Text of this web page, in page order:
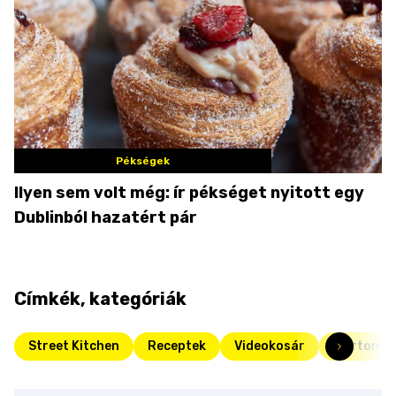
Pékségek
Ilyen sem volt még: ír pékséget nyitott egy
Dublinból hazatért pár
Címkék, kategóriák
Street Kitchen Receptek Videokosár Márton-